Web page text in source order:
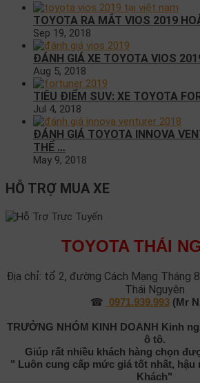
TOYOTA RA MẮT VIOS 2019
Sep 19, 2018
ĐÁNH GIÁ XE TOYOTA VIOS
Aug 5, 2018
TIÊU ĐIỂM SUV: XE TOYOTA
Jul 4, 2018
ĐÁNH GIÁ TOYOTA INNOVA
THỂ …
May 9, 2018
HỖ TRỢ MUA XE
TOYOTA THÁI
Địa chỉ: tổ 2, đường Cách Mạng Tháng
Thái Nguyên
☎ 0971.939.993(Mr
TRƯỞNG NHÓM KINH DOANH Kinh
ô tô.
Giúp rất nhiều khách hàng chọn
" Luôn cung cấp mức giá tốt nhất, hậu
Khách"